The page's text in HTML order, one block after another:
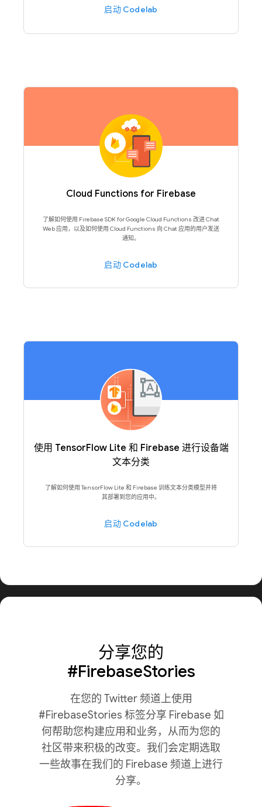
启动 Codelab
Cloud Functions for Firebase
了解如何使用 Firebase SDK for Google Cloud Functions 改进 Chat
Web 应用，以及如何使用 Cloud Functions 向 Chat 应用的用户发送
通知。
启动 Codelab
使用 TensorFlow Lite 和 Firebase 进行设备端
文本分类
了解如何使用 TensorFlow Lite 和 Firebase 训练文本分类模型并将
其部署到您的应用中。
启动 Codelab
分享您的
#FirebaseStories
在您的 Twitter 频道上使用
#FirebaseStories 标签分享 Firebase 如
何帮助您构建应用和业务，从而为您的
社区带来积极的改变。我们会定期选取
一些故事在我们的 Firebase 频道上进行
分享。